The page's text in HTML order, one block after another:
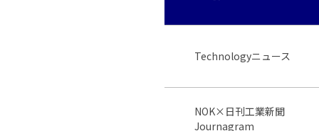
Technologyニュース
NOK×日刊工業新聞
Journagram